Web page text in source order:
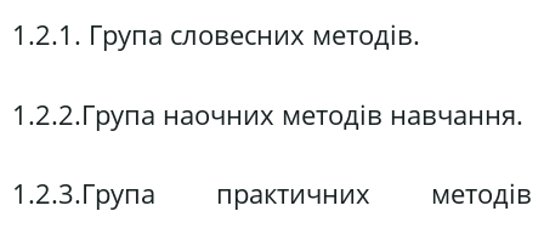
1.2.1. Група словесних методів.
1.2.2.Група наочних методів навчання.
1.2.3.Група практичних методів